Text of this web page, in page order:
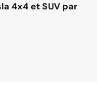
4x4 et SUV par